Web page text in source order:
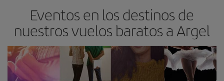
Eventos en los destinos de
nuestros vuelos baratos a Argel